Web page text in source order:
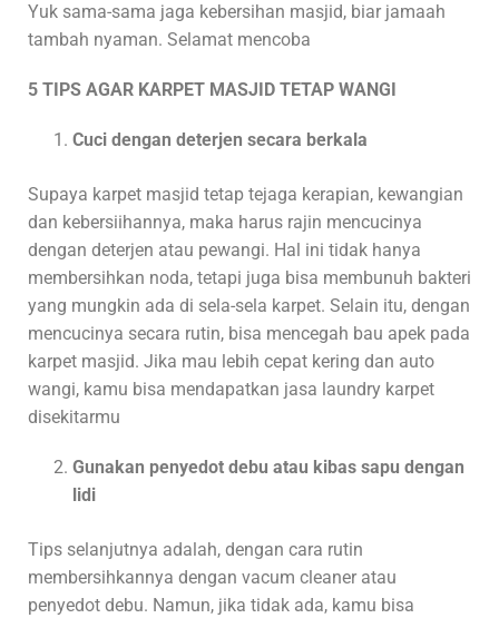
Yuk sama-sama jaga kebersihan masjid, biar jamaah
tambah nyaman. Selamat mencoba
5 TIPS AGAR KARPET MASJID TETAP WANGI
Cuci dengan deterjen secara berkala
Supaya karpet masjid tetap tejaga kerapian, kewangian
dan kebersiihannya, maka harus rajin mencucinya
dengan deterjen atau pewangi. Hal ini tidak hanya
membersihkan noda, tetapi juga bisa membunuh bakteri
yang mungkin ada di sela-sela karpet. Selain itu, dengan
mencucinya secara rutin, bisa mencegah bau apek pada
karpet masjid. Jika mau lebih cepat kering dan auto
wangi, kamu bisa mendapatkan jasa laundry karpet
disekitarmu
Gunakan penyedot debu atau kibas sapu dengan
lidi
Tips selanjutnya adalah, dengan cara rutin
membersihkannya dengan vacum cleaner atau
penyedot debu. Namun, jika tidak ada, kamu bisa